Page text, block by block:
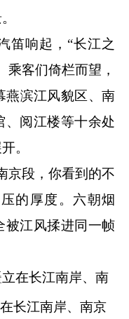
响起，“长江之
乘客们倚栏而望，
燕滨江风貌区、南
、阅江楼等十余处
。
段，你看到的不
的厚度。六朝烟
被江风揉进同一帧
在长江南岸、南